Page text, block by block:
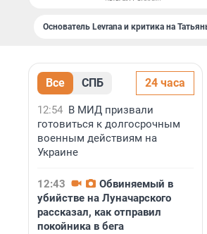
Основатель Levrana и критика на
Все СПБ 24 часа
12:54 В МИД призвали
готовиться к долгосрочным
военным действиям на
Украине
12:43
Обвиняемый в
убийстве на Луначарского
рассказал, как отправил
покойника в бега